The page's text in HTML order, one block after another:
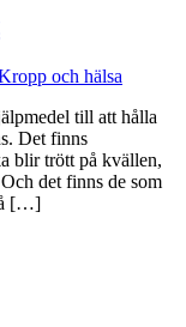
och hälsa
till att hålla
Det finns
blir trött på kvällen,
det finns de som
[…]